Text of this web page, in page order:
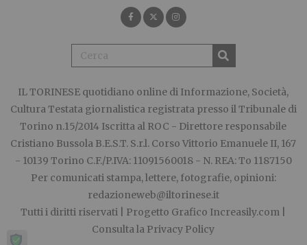
IL TORINESE quotidiano online di Informazione, Società,
Cultura Testata giornalistica registrata presso il Tribunale di
Torino n.15/2014 Iscritta al ROC - Direttore responsabile
Cristiano Bussola B.E.S.T. S.r.l. Corso Vittorio Emanuele II, 167
- 10139 Torino C.F./P.IVA: 11091560018 - N. REA: To 1187150
Per comunicati stampa, lettere, fotografie, opinioni:
redazioneweb@iltorinese.it
Tutti i diritti riservati | Progetto Grafico Increasily.com
Consulta la Privacy Policy